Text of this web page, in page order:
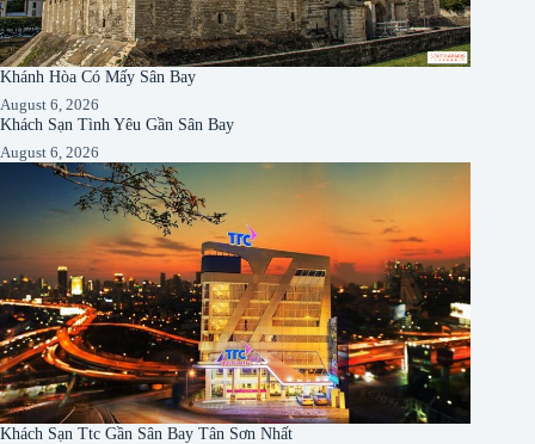
Khánh Hòa Có Mấy Sân Bay
August 6, 2026
Khách Sạn Tình Yêu Gần Sân Bay
August 6, 2026
Khách Sạn Ttc Gần Sân Bay Tân Sơn Nhất